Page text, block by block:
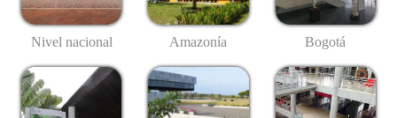
Nivel nacional Amazonía Bogotá